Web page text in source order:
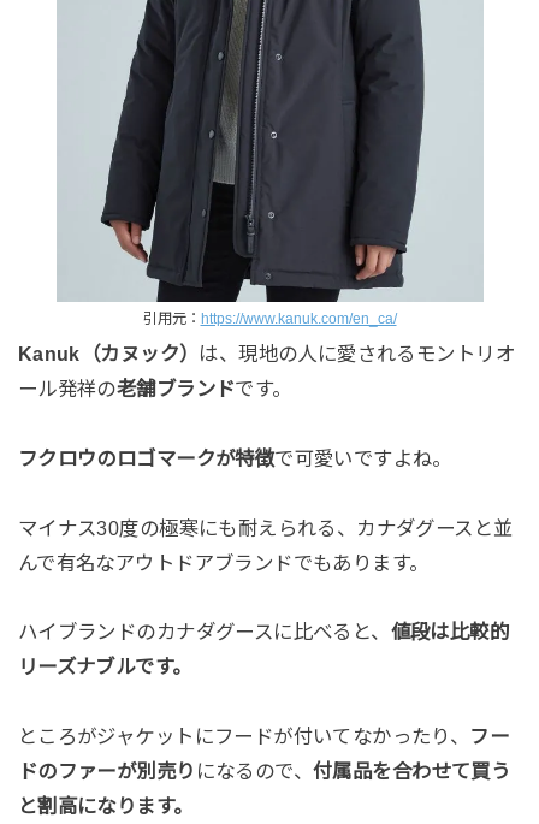
引用元： https://www.kanuk.com/en_ca/
Kanuk（カヌック） は、現地の人に愛されるモントリオ
ール発祥の老舗ブランドです。
フクロウのロゴマークが特徴で可愛いですよね。
マイナス30度の極寒にも耐えられる、カナダグースと並
んで有名なアウトドアブランドでもあります。
ハイブランドのカナダグースに比べると、 値段は比較的
リーズナブルです。
ところがジャケットにフードが付いてなかったり、 フー
ドのファーが別売り になるので、付属品を合わせて買う
と割高になります。